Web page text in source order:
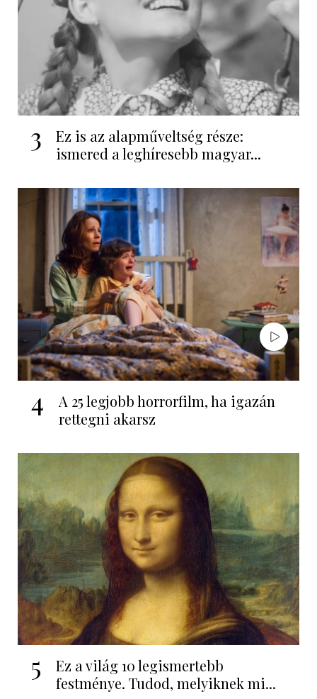
3
Ez is az alapműveltség része:
ismered a leghíresebb magyar...
4
A 25 legjobb horrorfilm, ha igazán
rettegni akarsz
5
Ez a világ 10 legismertebb
festménye. Tudod, melyiknek mi...